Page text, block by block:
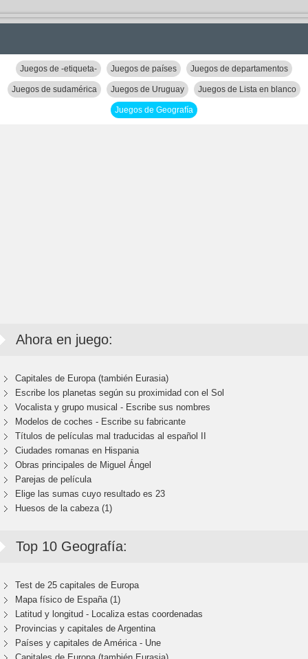
Juegos de -etiqueta- Juegos de países Juegos de departamentos
Juegos de sudamérica Juegos de Uruguay Juegos de Lista en blanco
Juegos de Geografía
Ahora en juego:
Capitales de Europa (también Eurasia)
Escribe los planetas según su proximidad con el Sol
Vocalista y grupo musical - Escribe sus nombres
Modelos de coches - Escribe su fabricante
Títulos de películas mal traducidas al español II
Ciudades romanas en Hispania
Obras principales de Miguel Ángel
Parejas de película
Elige las sumas cuyo resultado es 23
Huesos de la cabeza (1)
Top 10 Geografía:
Test de 25 capitales de Europa
Mapa físico de España (1)
Latitud y longitud - Localiza estas coordenadas
Provincias y capitales de Argentina
Países y capitales de América - Une